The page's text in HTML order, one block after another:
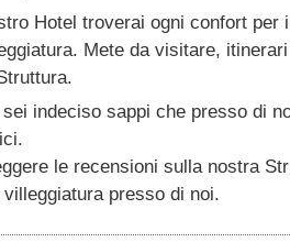
Hotel troverai ogni confort
Mete da visitare,
indeciso sappi che presso di
le recensioni sulla nostra
presso di noi.